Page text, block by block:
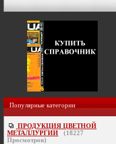
Популярные категории
ПРОДУКЦИЯ ЦВЕТНОЙ
МЕТАЛЛУРГИИ
(18227
Просмотров)